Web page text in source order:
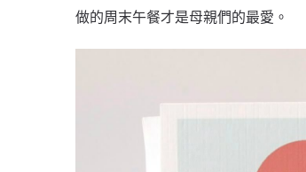
做的周末午餐才是母親們的最愛。